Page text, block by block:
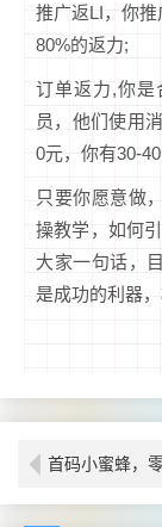
推广返LI，你
80%的返力;
订单返力,你是
员，他们使用
0元，你有30-
只要你愿意做
操教学，如何
大家一句话，
是成功的利器